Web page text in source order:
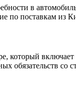
в
по поставкам из
который
обязательств со